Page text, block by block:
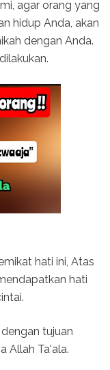
agar orang yang
hidup Anda, akan
dengan Anda.
hati ini, Atas
hati
tujuan
Allah Ta'ala.